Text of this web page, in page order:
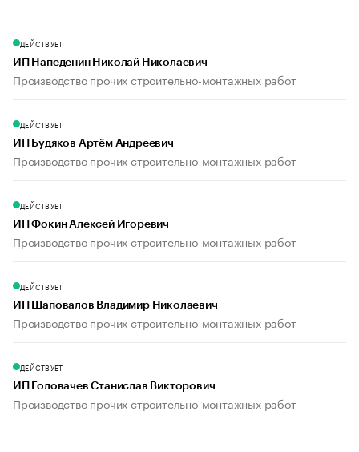
ДЕЙСТВУЕТ
ИП Напеденин Николай Николаевич
Производство прочих строительно-монтажных работ
ДЕЙСТВУЕТ
ИП Будяков Артём Андреевич
Производство прочих строительно-монтажных работ
ДЕЙСТВУЕТ
ИП Фокин Алексей Игоревич
Производство прочих строительно-монтажных работ
ДЕЙСТВУЕТ
ИП Шаповалов Владимир Николаевич
Производство прочих строительно-монтажных работ
ДЕЙСТВУЕТ
ИП Головачев Станислав Викторович
Производство прочих строительно-монтажных работ